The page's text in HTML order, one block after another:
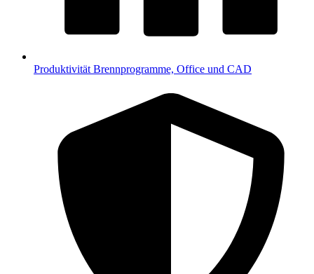
Produktivität Brennprogramme, Office und CAD